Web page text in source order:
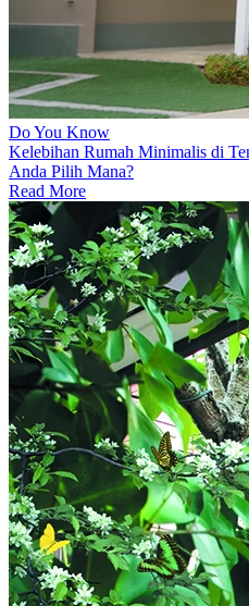
Do You Know
Kelebihan Rumah Minimalis di
Anda Pilih Mana?
Read More